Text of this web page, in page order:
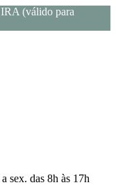
(válido para
a sex. das 8h às 17h